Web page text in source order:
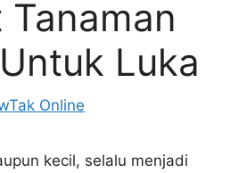
Luka
Online
kecil, selalu menjadi